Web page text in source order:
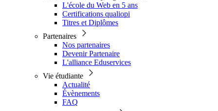
L'école du Web en 5 ans
Certifications qualiopi
Titres et Diplômes
Partenaires
Nos partenaires
Devenir Partenaire
L'alliance Eduservices
Vie étudiante
Actualité
Évènements
FAQ